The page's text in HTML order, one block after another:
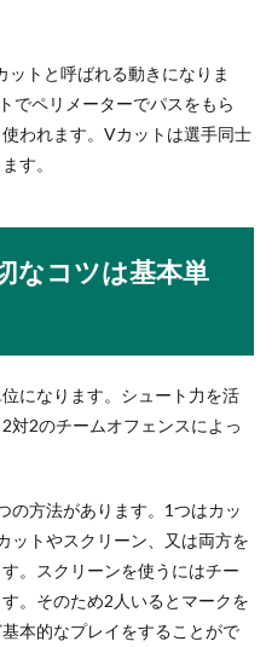
メントなしは失礼になるの
はいつも年末ギリギリになって準備
う方も多いと思います。そこで気に
トと呼ばれる動きになりま
でペリメーターでパスをもら
われます。Vカットは選手同士
す。
なコツは基本単
になります。シュート力を活
対2のチームオフェンスによっ
の方法があります。1つはカッ
ットやスクリーン、又は両方を
。スクリーンを使うにはチー
。そのため2人いるとマークを
本的なプレイをすることがで